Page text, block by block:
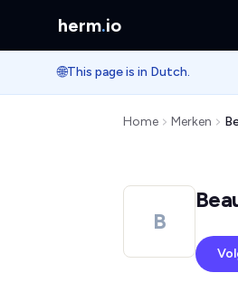
herm.io
🌐This page is in Dutch.
Home Merken
B